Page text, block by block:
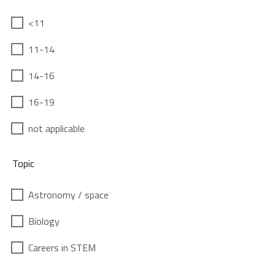
<11
11-14
14-16
16-19
not applicable
Topic
Astronomy / space
Biology
Careers in STEM